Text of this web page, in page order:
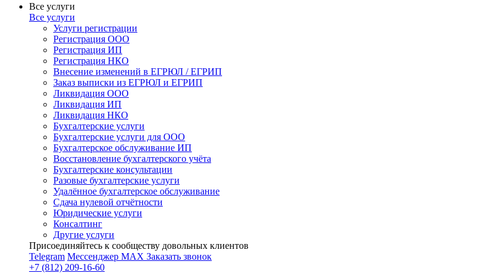
Все услуги
Все услуги
Услуги регистрации
Регистрация ООО
Регистрация ИП
Регистрация НКО
Внесение изменений в ЕГРЮЛ / ЕГРИП
Заказ выписки из ЕГРЮЛ и ЕГРИП
Ликвидация ООО
Ликвидация ИП
Ликвидация НКО
Бухгалтерские услуги
Бухгалтерские услуги для ООО
Бухгалтерское обслуживание ИП
Восстановление бухгалтерского учёта
Бухгалтерские консультации
Разовые бухгалтерские услуги
Удалённое бухгалтерское обслуживание
Сдача нулевой отчётности
Юридические услуги
Консалтинг
Другие услуги
Присоединяйтесь к сообществу довольных клиентов
Telegram Мессенджер MAX Заказать звонок
+7 (812) 209-16-60